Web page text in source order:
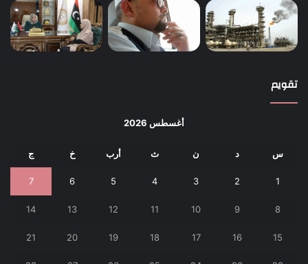
تقويم
أغسطس 2026
س د ن ث أرب خ ج
1
2
3
4
5
6
7
8
9
10
11
12
13
14
15
16
17
18
19
20
21